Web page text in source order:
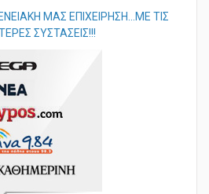
ΜΑΣ ΕΠΙΧΕΙΡΗΣΗ...ΜΕ ΤΙΣ